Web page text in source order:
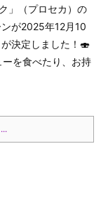
」（プロセカ）の
が2025年12月10
決定しました！🍣
を食べたり、お持